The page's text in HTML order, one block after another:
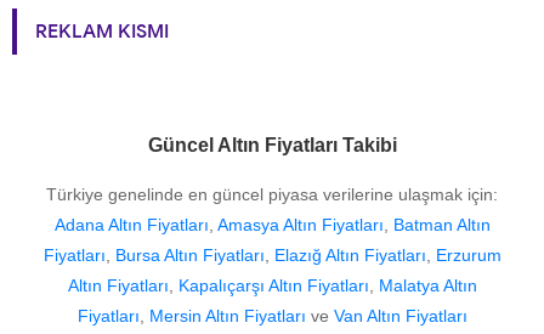
REKLAM KISMI
Güncel Altın Fiyatları Takibi
Türkiye genelinde en güncel piyasa verilerine ulaşmak için:
Adana Altın Fiyatları Amasya Altın Fiyatları
Batman Altın
Fiyatları
Bursa Altın Fiyatları Elazığ Altın Fiyatları
Erzurum
Altın Fiyatları
Kapalıçarşı Altın Fiyatları
Malatya Altın
Fiyatları
Mersin Altın Fiyatları ve Van Altın Fiyatları